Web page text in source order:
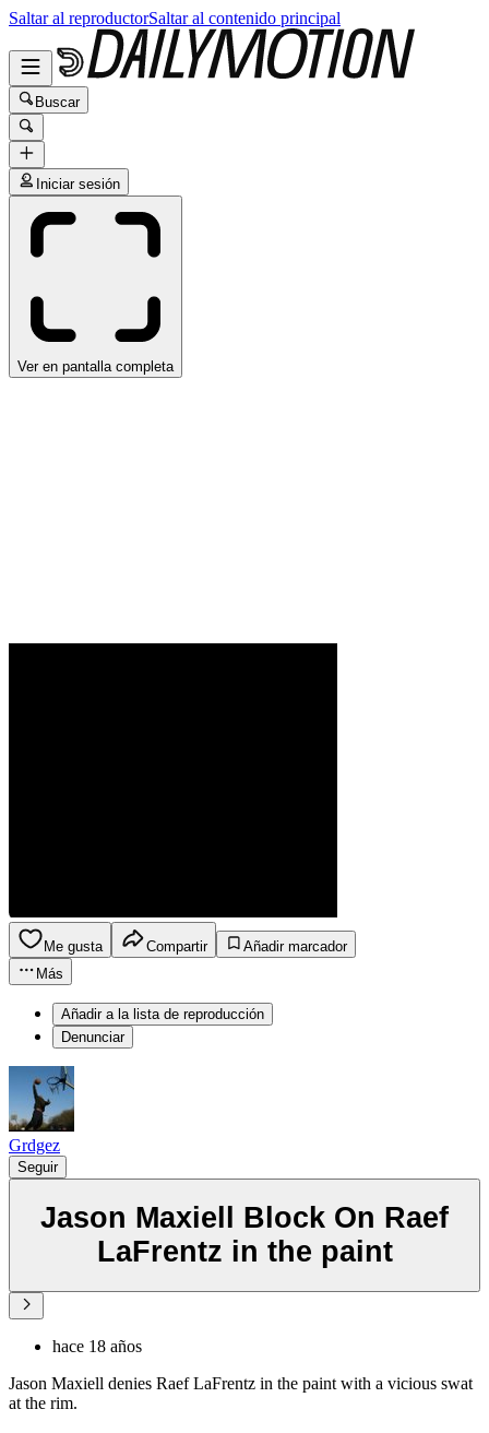
Saltar al reproductorSaltar al contenido principal
Buscar
Iniciar sesión
Ver en pantalla completa
Me gusta Compartir
Añadir marcador
Más
Añadir a la lista de reproducción
Denunciar
Grdgez
Seguir
Jason Maxiell Block On Raef
LaFrentz in the paint
hace 18 años
Jason Maxiell denies Raef LaFrentz in the paint with a vicious swat
at the rim.